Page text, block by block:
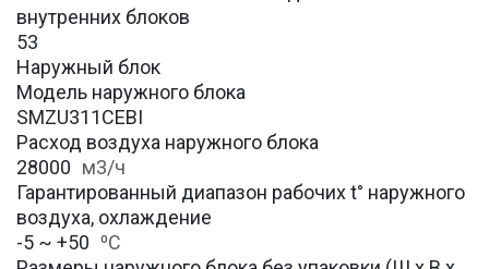
внутренних блоков
53
Наружный блок
Модель наружного блока
SMZU311CEBI
Расход воздуха наружного блока
28000 м3/ч
Гарантированный диапазон рабочих t° наружного
воздуха, охлаждение
-5 ~ +50 ⁰С